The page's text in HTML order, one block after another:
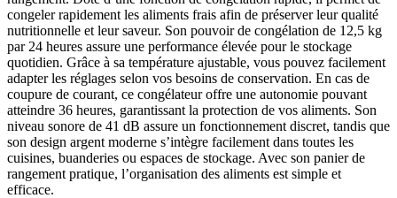
congeler rapidement les aliments frais afin de préserver leur qualité
nutritionnelle et leur saveur. Son pouvoir de congélation de 12,5 kg
par 24 heures assure une performance élevée pour le stockage
quotidien. Grâce à sa température ajustable, vous pouvez facilement
adapter les réglages selon vos besoins de conservation. En cas de
coupure de courant, ce congélateur offre une autonomie pouvant
atteindre 36 heures, garantissant la protection de vos aliments. Son
niveau sonore de 41 dB assure un fonctionnement discret, tandis que
son design argent moderne s’intègre facilement dans toutes les
cuisines, buanderies ou espaces de stockage. Avec son panier de
rangement pratique, l’organisation des aliments est simple et
efficace.